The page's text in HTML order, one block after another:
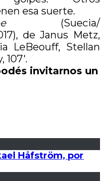
esa suerte.
(Suecia/
de Janus Metz,
LeBeouff, Stellan
invitarnos un
Håfström, por